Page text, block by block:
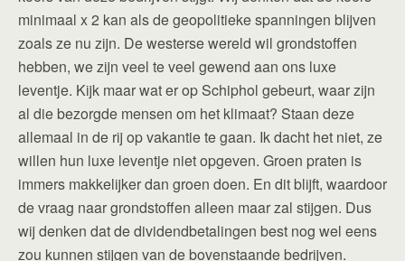
minimaal x 2 kan als de geopolitieke spanningen blijven
zoals ze nu zijn. De westerse wereld wil grondstoffen
hebben, we zijn veel te veel gewend aan ons luxe
leventje. Kijk maar wat er op Schiphol gebeurt, waar zijn
al die bezorgde mensen om het klimaat? Staan deze
allemaal in de rij op vakantie te gaan. Ik dacht het niet, ze
willen hun luxe leventje niet opgeven. Groen praten is
immers makkelijker dan groen doen. En dit blijft, waardoor
de vraag naar grondstoffen alleen maar zal stijgen. Dus
wij denken dat de dividendbetalingen best nog wel eens
zou kunnen stijgen van de bovenstaande bedrijven.